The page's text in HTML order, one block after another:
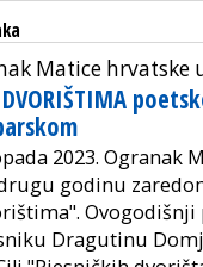
Matice hrvatske
DVORIŠTIMA
2023. Ogranak
godinu
Dragutinu